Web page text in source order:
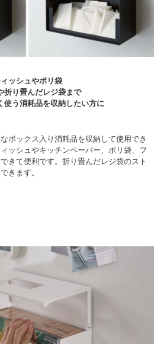
ッシュやポリ袋
折り畳んだレジ袋まで
使う消耗品を収納したい方に
ボックス入り消耗品を収納して使用でき
ッシュやキッチンペーパー、ポリ袋、フ
きて便利です。折り畳んだレジ袋のスト
きます。